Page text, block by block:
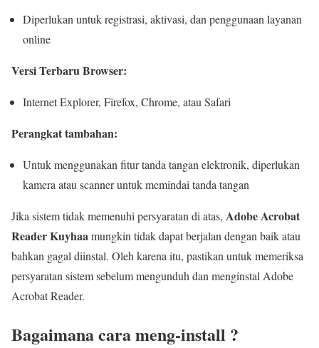
Diperlukan untuk registrasi, aktivasi, dan penggunaan layanan
online
Versi Terbaru Browser:
Internet Explorer, Firefox, Chrome, atau Safari
Perangkat tambahan:
Untuk menggunakan fitur tanda tangan elektronik, diperlukan
kamera atau scanner untuk memindai tanda tangan
Jika sistem tidak memenuhi persyaratan di atas, Adobe Acrobat
Reader Kuyhaa mungkin tidak dapat berjalan dengan baik atau
bahkan gagal diinstal. Oleh karena itu, pastikan untuk memeriksa
persyaratan sistem sebelum mengunduh dan menginstal Adobe
Acrobat Reader.
Bagaimana cara meng-install ?